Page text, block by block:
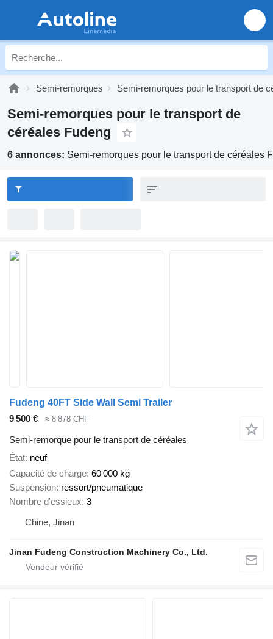
Semi-remorques Semi-remorques pour le transport de
Semi-remorques pour le transport de
céréales Fudeng
6 annonces: Semi-remorques pour le transport de céréales
Fudeng 40FT Side Wall Semi Trailer
9 500 €
≈ 8 878 CHF
Semi-remorque pour le transport de céréales
État neuf
Capacité de charge 60 000 kg
Suspension ressort/pneumatique
Nombre d'essieux 3
Chine, Jinan
Jinan Fudeng Construction Machinery Co., Ltd.